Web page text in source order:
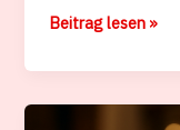
Wein
bestellen:
Beitrag lesen »